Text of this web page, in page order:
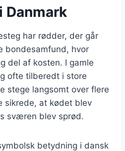
har rødder, der går
bondesamfund, hvor
del af kosten. I gamle
ofte tilberedt i store
stege langsomt over flere
sikrede, at kødet blev
sværen blev sprød.
betydning i dansk